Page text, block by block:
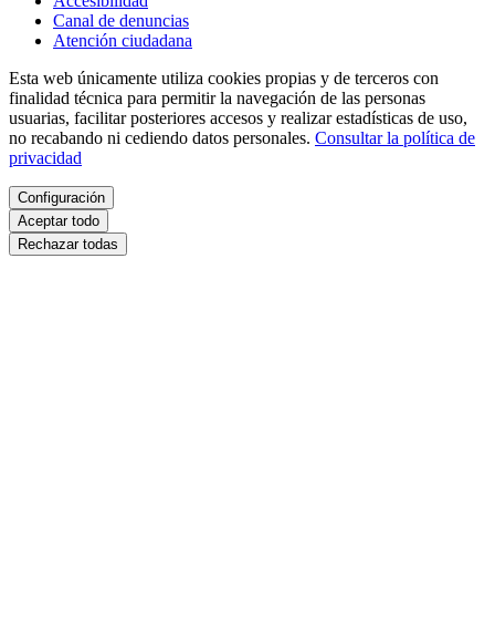
Canal de denuncias
Atención ciudadana
Esta web únicamente utiliza cookies propias y de terceros con
finalidad técnica para permitir la navegación de las personas
usuarias, facilitar posteriores accesos y realizar estadísticas de uso,
no recabando ni cediendo datos personales. Consultar la política de
privacidad
Configuración
Aceptar todo
Rechazar todas